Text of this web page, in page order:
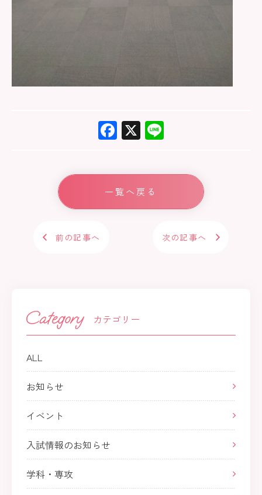
F
e
b
o
X
一覧へ戻る
前の記事へ 次の記事へ
カテゴリー
ALL
お知らせ
イベント
入試情報のお知らせ
学科・専攻